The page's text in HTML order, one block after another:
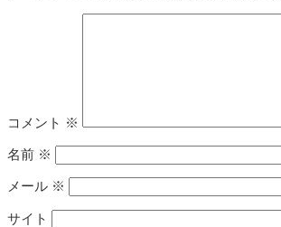
コメント ※
名前 ※
メール ※
サイト